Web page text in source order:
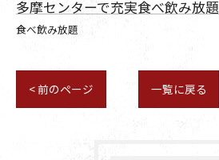
多摩センターで充実食べ飲み放題
食べ飲み放題
< 前のページ 一覧に戻る